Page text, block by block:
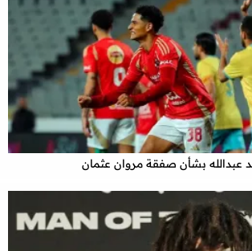
عبدالله بشأن صفقة مروان عثمان